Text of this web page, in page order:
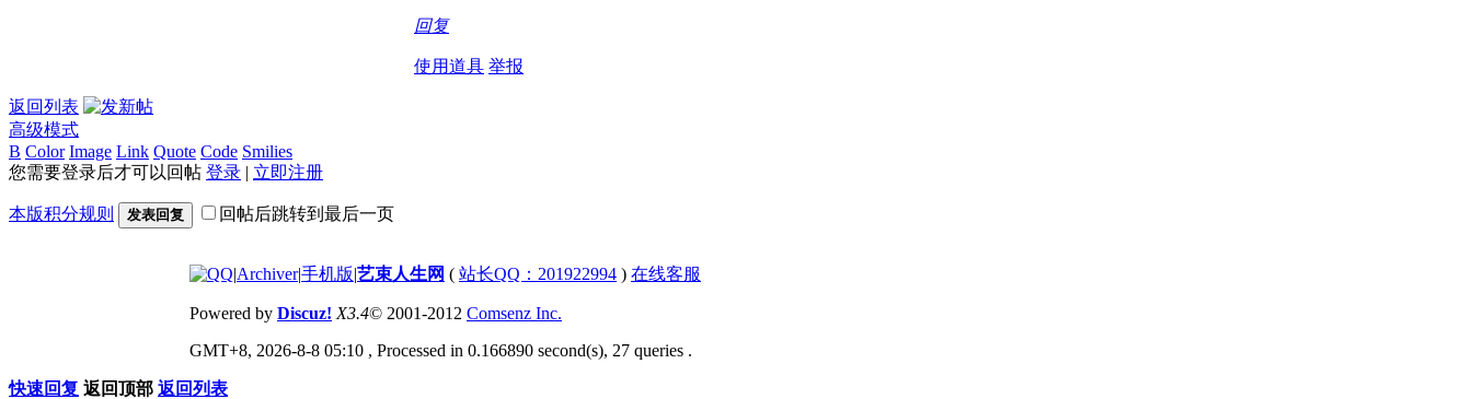
回复
使用道具 举报
返回列表
高级模式
B Color Image Link Quote Code Smilies
您需要登录后才可以回帖 登录 | 立即注册
本版积分规则 发表回复 回帖后跳转到最后一页
|Archiver|手机版|艺束人生网 ( 站长QQ：201922994 ) 在线客服
Powered by Discuz! X3.4© 2001-2012 Comsenz Inc.
GMT+8, 2026-8-8 05:10 , Processed in 0.166890 second(s), 27 queries .
快速回复 返回顶部 返回列表